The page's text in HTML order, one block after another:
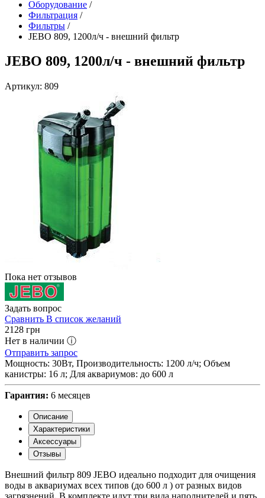
Оборудование /
Фильтрация /
Фильтры /
JEBO 809, 1200л/ч - внешний фильтр
JEBO 809, 1200л/ч - внешний фильтр
Артикул: 809
Пока нет отзывов
Задать вопрос
Сравнить В список желаний
2128 грн
Нет в наличии ⓘ
Отправить запрос
Мощность: 30Вт, Производительность: 1200 л/ч; Объем
канистры: 16 л; Для аквариумов: до 600 л
Гарантия: 6 месяцев
Описание
Характеристики
Аксессуары
Отзывы
Внешний фильтр 809 JEBO идеально подходит для очищения
воды в аквариумах всех типов (до 600 л ) от разных видов